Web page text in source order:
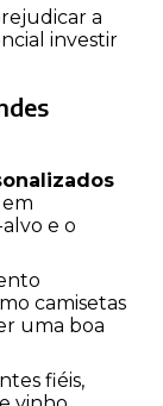
a
investir
e o
camisetas
uma boa
fiéis,